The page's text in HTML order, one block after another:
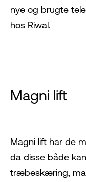
nye og brugte
hos Riwal.
Magni lift
Magni lift har de
da disse både
træbeskæring,